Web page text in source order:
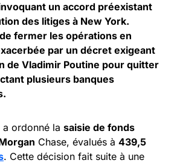
un accord préexistant
des litiges à New York.
fermer les opérations en
par un décret exigeant
de Vladimir Poutine pour quitter
plusieurs banques
a ordonné la saisie de fonds
Chase, évalués à 439,5
. Cette décision fait suite à une